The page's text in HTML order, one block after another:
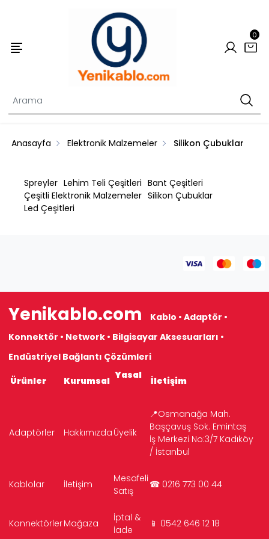
0
Anasayfa Elektronik Malzemeler Silikon Çubuklar
Spreyler Lehim Teli Çeşitleri Bant Çeşitleri
Çeşitli Elektronik Malzemeler Silikon Çubuklar
Led Çeşitleri
Yenikablo.com
Kablo • Adaptör •
Konnektör • Network • Bilgisayar Aksesuarları •
Endüstriyel Bağlantı Çözümleri
Ürünler
Kurumsal Yasal İletişim
Adaptörler Hakkımızda Üyelik
📍Osmanağa Mah.
Başçavuş Sok. Emintaş
İş Merkezi No:3/7 Kadıköy
/ İstanbul
Kablolar İletişim
Mesafeli
Satış
☎ 0216 773 00 44
KonnektörlerMağaza
İptal &
İade
📱 0542 646 12 18